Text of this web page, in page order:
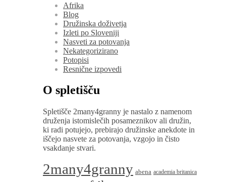
Afrika
Blog
Družinska doživetja
Izleti po Sloveniji
Nasveti za potovanja
Nekategorizirano
Potopisi
Resnične izpovedi
O spletišču
Spletišče 2many4granny je nastalo z namenom
druženja istomislečih posameznikov ali družin,
ki radi potujejo, prebirajo družinske anekdote in
iščejo nasvete za potovanja, vzgojo in čisto
vsakdanje stvari.
2many4granny abena academia britanica